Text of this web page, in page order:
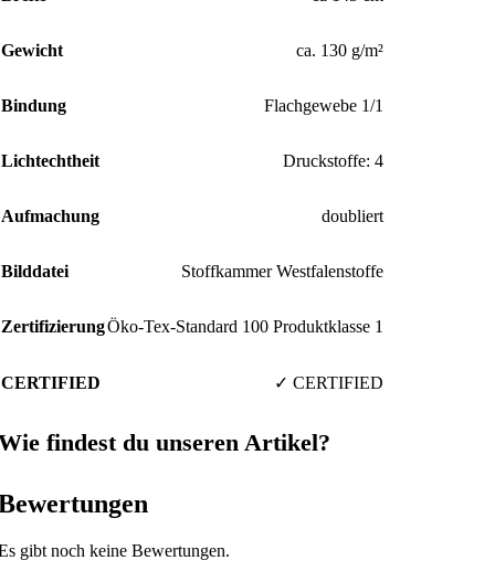
Gewicht ca. 130 g/m²
Bindung Flachgewebe 1/1
Lichtechtheit Druckstoffe: 4
Aufmachung doubliert
Bilddatei Stoffkammer Westfalenstoffe
ZertifizierungÖko-Tex-Standard 100 Produktklasse 1
CERTIFIED ✓ CERTIFIED
findest du unseren Artikel?
gibt noch keine Bewertungen.